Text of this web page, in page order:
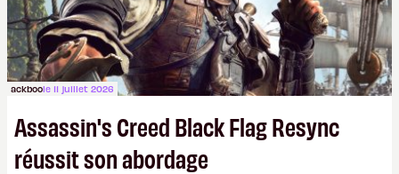
ackboole 11 juillet 2026
Assassin's Creed Black Flag Resync
réussit son abordage